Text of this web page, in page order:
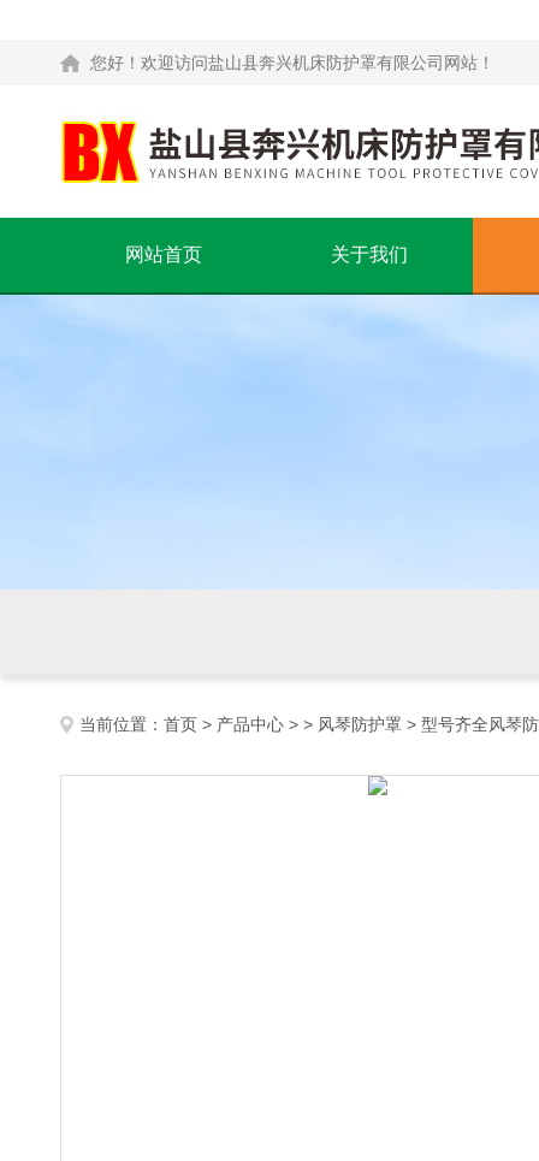
您好！欢迎访问盐山县奔兴机床防护罩有限公司网站！
网站首页 关于我们
当前位置： 首页 > 产品中心 > > 风琴防护罩 > 型号齐全风琴